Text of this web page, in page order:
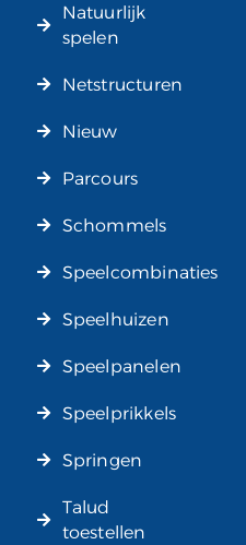
Natuurlijk
spelen
Netstructuren
Nieuw
Parcours
Schommels
Speelcombinaties
Speelhuizen
Speelpanelen
Speelprikkels
Springen
Talud
toestellen